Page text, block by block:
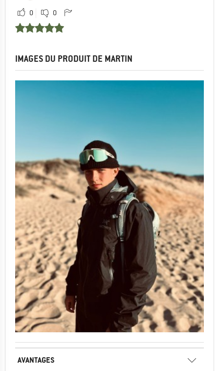
0 0
IMAGES DU PRODUIT DE MARTIN
AVANTAGES